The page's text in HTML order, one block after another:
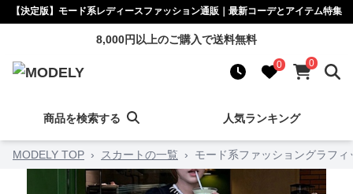
【決定版】モード系レディースファッション通販｜最新コーデとアイテム特集
8,000円以上のご購入で送料無料
0 0
商品を検索する 人気ランキング
MODELY TOP › スカートの一覧 › モード系ファッショングラフ